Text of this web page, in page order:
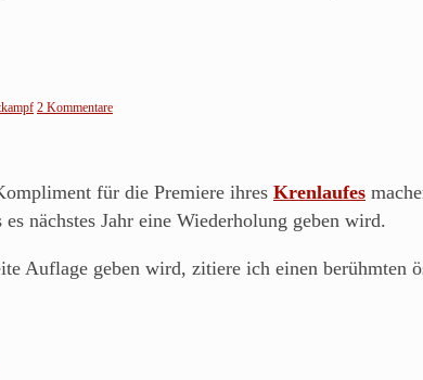
2 Kommentare
für die Premiere ihres Krenlaufes
nächstes Jahr eine Wiederholung geben wird.
Auflage geben wird, zitiere ich einen berühmten